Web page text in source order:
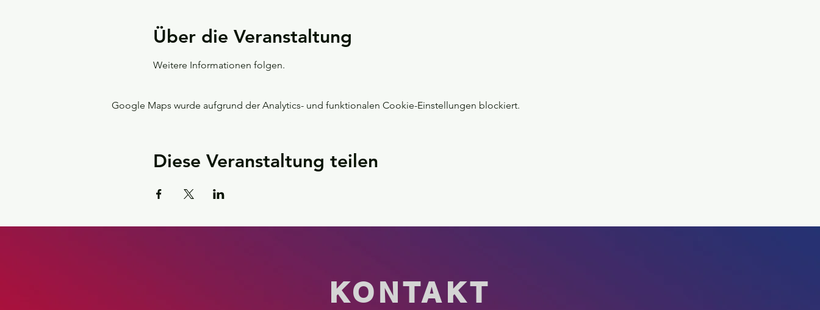
Über die Veranstaltung
Weitere Informationen folgen.
Google Maps wurde aufgrund der Analytics- und funktionalen Cookie-Einstellungen blockiert.
Diese Veranstaltung teilen
KONTAKT